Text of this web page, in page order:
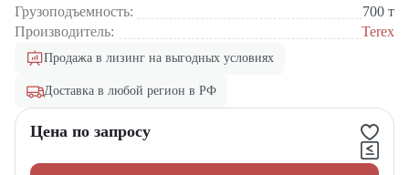
Грузоподъемность:
700 т
Производитель:
Terex
Продажа в лизинг на выгодных условиях
Доставка в любой регион в РФ
Цена по запросу